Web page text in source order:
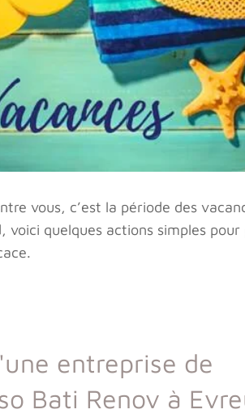
vous, c’est la période des
voici quelques actions simples
entreprise de
Bati Renov à